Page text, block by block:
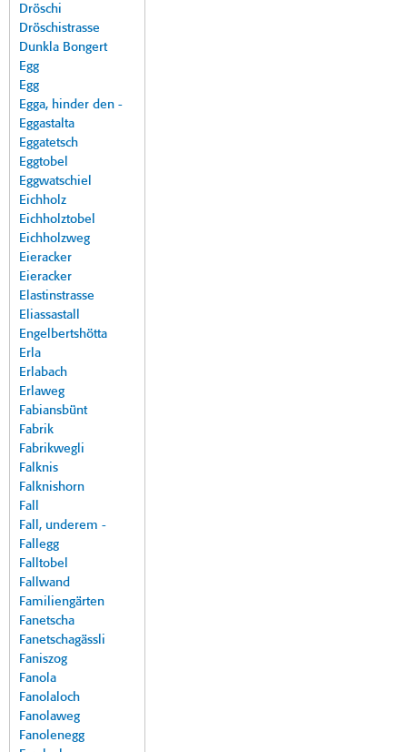
Dröschi
Dröschistrasse
Dunkla Bongert
Egg
Egg
Egga, hinder den -
Eggastalta
Eggatetsch
Eggtobel
Eggwatschiel
Eichholz
Eichholztobel
Eichholzweg
Eieracker
Eieracker
Elastinstrasse
Eliassastall
Engelbertshötta
Erla
Erlabach
Erlaweg
Fabiansbünt
Fabrik
Fabrikwegli
Falknis
Falknishorn
Fall
Fall, underem -
Fallegg
Falltobel
Fallwand
Familiengärten
Fanetscha
Fanetschagässli
Faniszog
Fanola
Fanolaloch
Fanolaweg
Fanolenegg